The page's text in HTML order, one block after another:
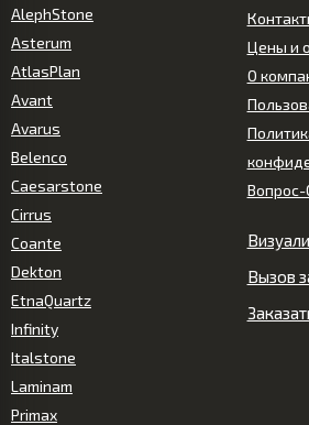
AlephStone
Asterum
AtlasPlan
Avant
Avarus
Belenco
Caesarstone
Cirrus
Coante
Dekton
EtnaQuartz
Infinity
Italstone
Laminam
Primax
Цены и
О
Вопрос-
Вызов